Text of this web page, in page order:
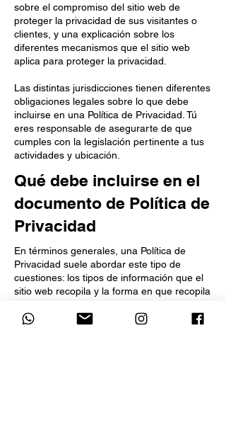
sobre el compromiso del sitio web de
proteger la privacidad de sus visitantes o
clientes, y una explicación sobre los
diferentes mecanismos que el sitio web
aplica para proteger la privacidad.
Las distintas jurisdicciones tienen diferentes
obligaciones legales sobre lo que debe
incluirse en una Política de Privacidad. Tú
eres responsable de asegurarte de que
cumples con la legislación pertinente a tus
actividades y ubicación.
Qué debe incluirse en el
documento de Política de
Privacidad
En términos generales, una Política de
Privacidad suele abordar este tipo de
cuestiones: los tipos de información que el
sitio web recopila y la forma en que recopila
sitio web recopila este tipo de información,